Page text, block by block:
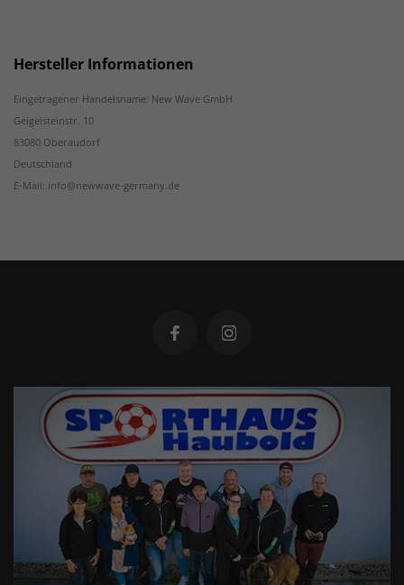
Hersteller Informationen
Eingetragener Handelsname: New Wave GmbH
Geigelsteinstr. 10
83080 Oberaudorf
Deutschland
E-Mail: info@newwave-germany.de